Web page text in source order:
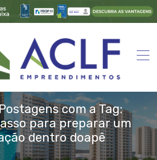
com a Tag:
para preparar um
dentro doapê